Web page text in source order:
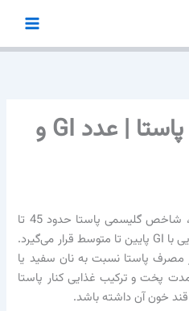
شاخص گلیسمی پاستا | عدد GI و
پاستا بسته به نوع و میزان پخت، شاخص گلیسمی پاستا حدود 45 تا
60 دارد و معمولاً در گروه مواد غذایی با GI پایین تا متوسط قرار می‌گیرد.
مصرف پاستا نسبت به نان سفید یا
پخت و ترکیب غذایی کنار پاستا
خون آن داشته باشد.